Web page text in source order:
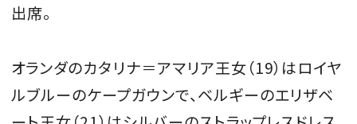
出席。
オランダのカタリナ＝アマリア王女（19）はロイヤ
ルブルーのケープガウンで、ベルギーのエリザベ